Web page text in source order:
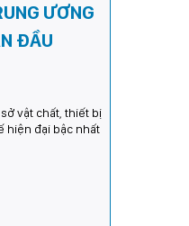
ƯƠNG
ĐẦU
vật chất, thiết bị
hiện đại bậc nhất